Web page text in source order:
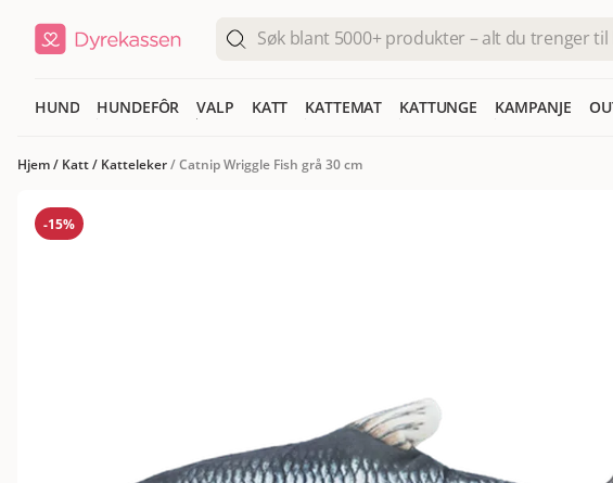
HUND HUNDEFÔR VALP KATT KATTEMAT KATTUNGE KAMPANJE
Hjem/ Katt/ Katteleker/Catnip Wriggle Fish grå 30 cm
-15%